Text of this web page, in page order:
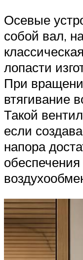
Осевые
собой вал,
лопасти
При
втягивание
Такой
если
напора